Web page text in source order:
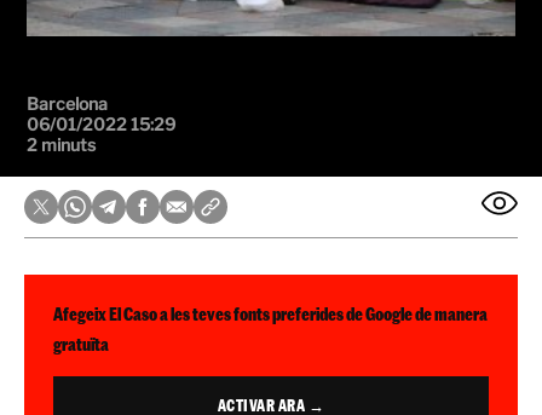
Barcelona
06/01/2022 15:29
2 minuts
Afegeix El Caso a les teves fonts preferides de Google de manera
gratuïta
ACTIVAR ARA →